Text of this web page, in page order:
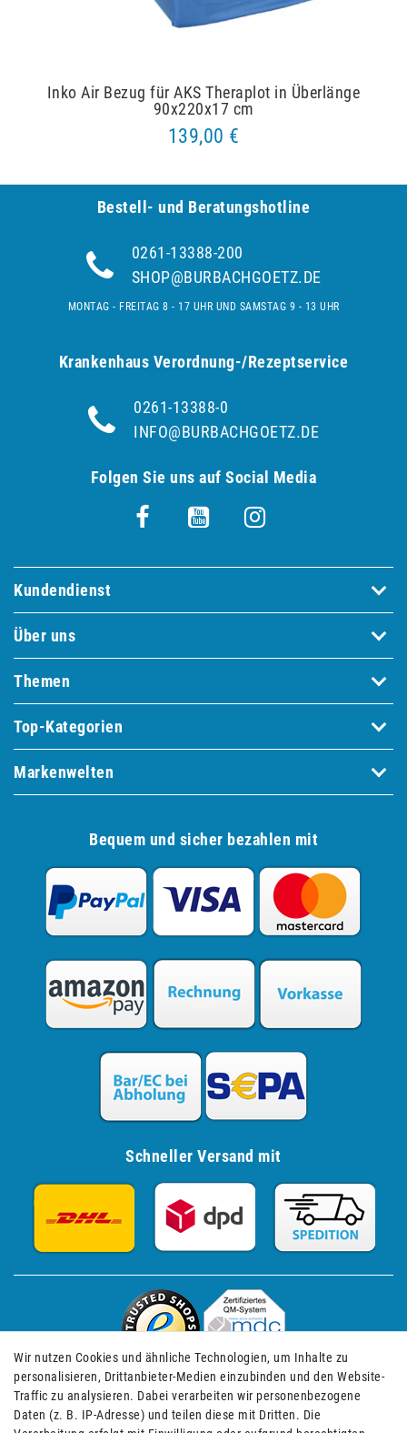
Inko Air Bezug für AKS Theraplot in Überlänge
90x220x17 cm
139,00 €
Bestell- und Be­ra­tungs­hot­line
0261-13388-200
SHOP@BURBACHGOETZ.DE
MONTAG - FREITAG 8 - 17 UHR UND SAMSTAG 9 - 13 UHR
Krankenhaus Verordnung-/Rezeptservice
0261-13388-0
INFO@BURBACHGOETZ.DE
Folgen Sie uns auf Social Media
Kundendienst
Über uns
Themen
Top-Kategorien
Markenwelten
Bequem und sicher bezahlen mit
Schneller Versand mit
Wir nutzen Cookies und ähnliche Technologien, um Inhalte zu
personalisieren, Drittanbieter-Medien einzubinden und den Website-
Traffic zu analysieren. Dabei verarbeiten wir personenbezogene
Daten (z. B. IP-Adresse) und teilen diese mit Dritten. Die